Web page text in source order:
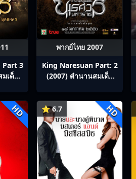
Part 3
เด็จ
พากย์ไทย 2007
King Naresuan Part: 2
(2007) ตํานานสมเด็จ
HD ⭐ 6.7 HD